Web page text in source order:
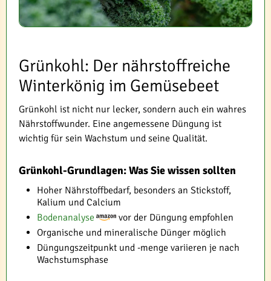
Grünkohl: Der nährstoffreiche
Winterkönig im Gemüsebeet
Grünkohl ist nicht nur lecker, sondern auch ein wahres
Nährstoffwunder. Eine angemessene Düngung ist
wichtig für sein Wachstum und seine Qualität.
Grünkohl-Grundlagen: Was Sie wissen sollten
Hoher Nährstoffbedarf, besonders an Stickstoff,
Kalium und Calcium
Bodenanalyse
vor der Düngung empfohlen
Organische und mineralische Dünger möglich
Düngungszeitpunkt und -menge variieren je nach
Wachstumsphase